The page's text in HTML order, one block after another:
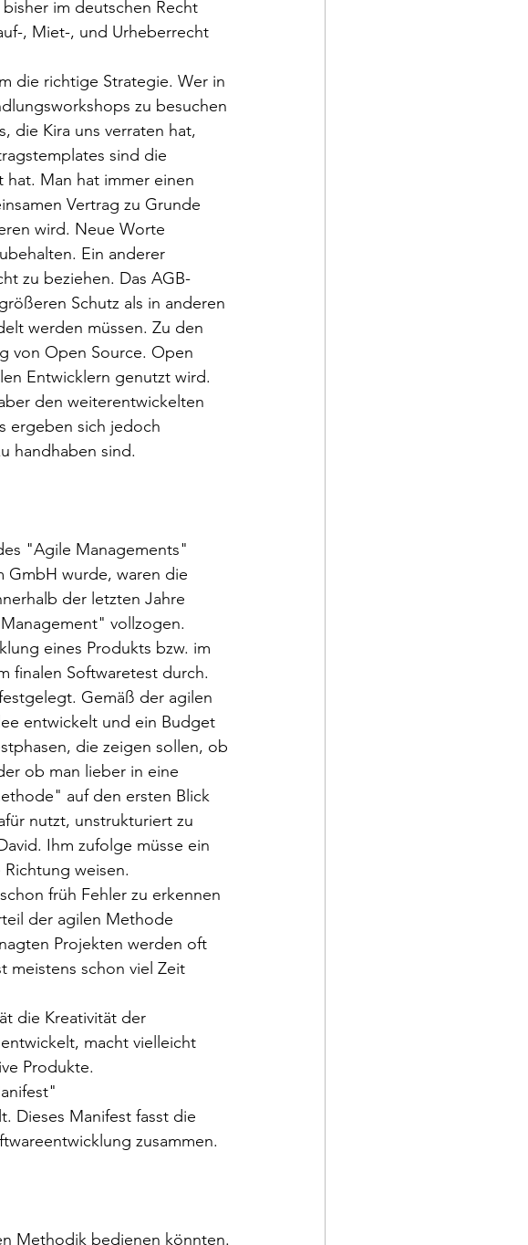
im deutschen Recht
, Miet-, und Urheberrecht
die richtige Strategie. Wer in
zu besuchen
die Kira uns verraten hat,
sind die
Man hat immer einen
Vertrag zu Grunde
wird. Neue Worte
Ein anderer
zu beziehen. Das AGB-
Schutz als in anderen
werden müssen. Zu den
von Open Source. Open
Entwicklern genutzt wird.
den weiterentwickelten
ergeben sich jedoch
handhaben sind.
"Agile Managements"
GmbH wurde, waren die
der letzten Jahre
vollzogen.
eines Produkts bzw. im
finalen Softwaretest durch.
Gemäß der agilen
entwickelt und ein Budget
die zeigen sollen, ob
ob man lieber in eine
auf den ersten Blick
nutzt, unstrukturiert zu
Ihm zufolge müsse ein
weisen.
früh Fehler zu erkennen
der agilen Methode
Projekten werden oft
meistens schon viel Zeit
die Kreativität der
macht vielleicht
Produkte.
Dieses Manifest fasst die
zusammen.
Methodik bedienen könnten.